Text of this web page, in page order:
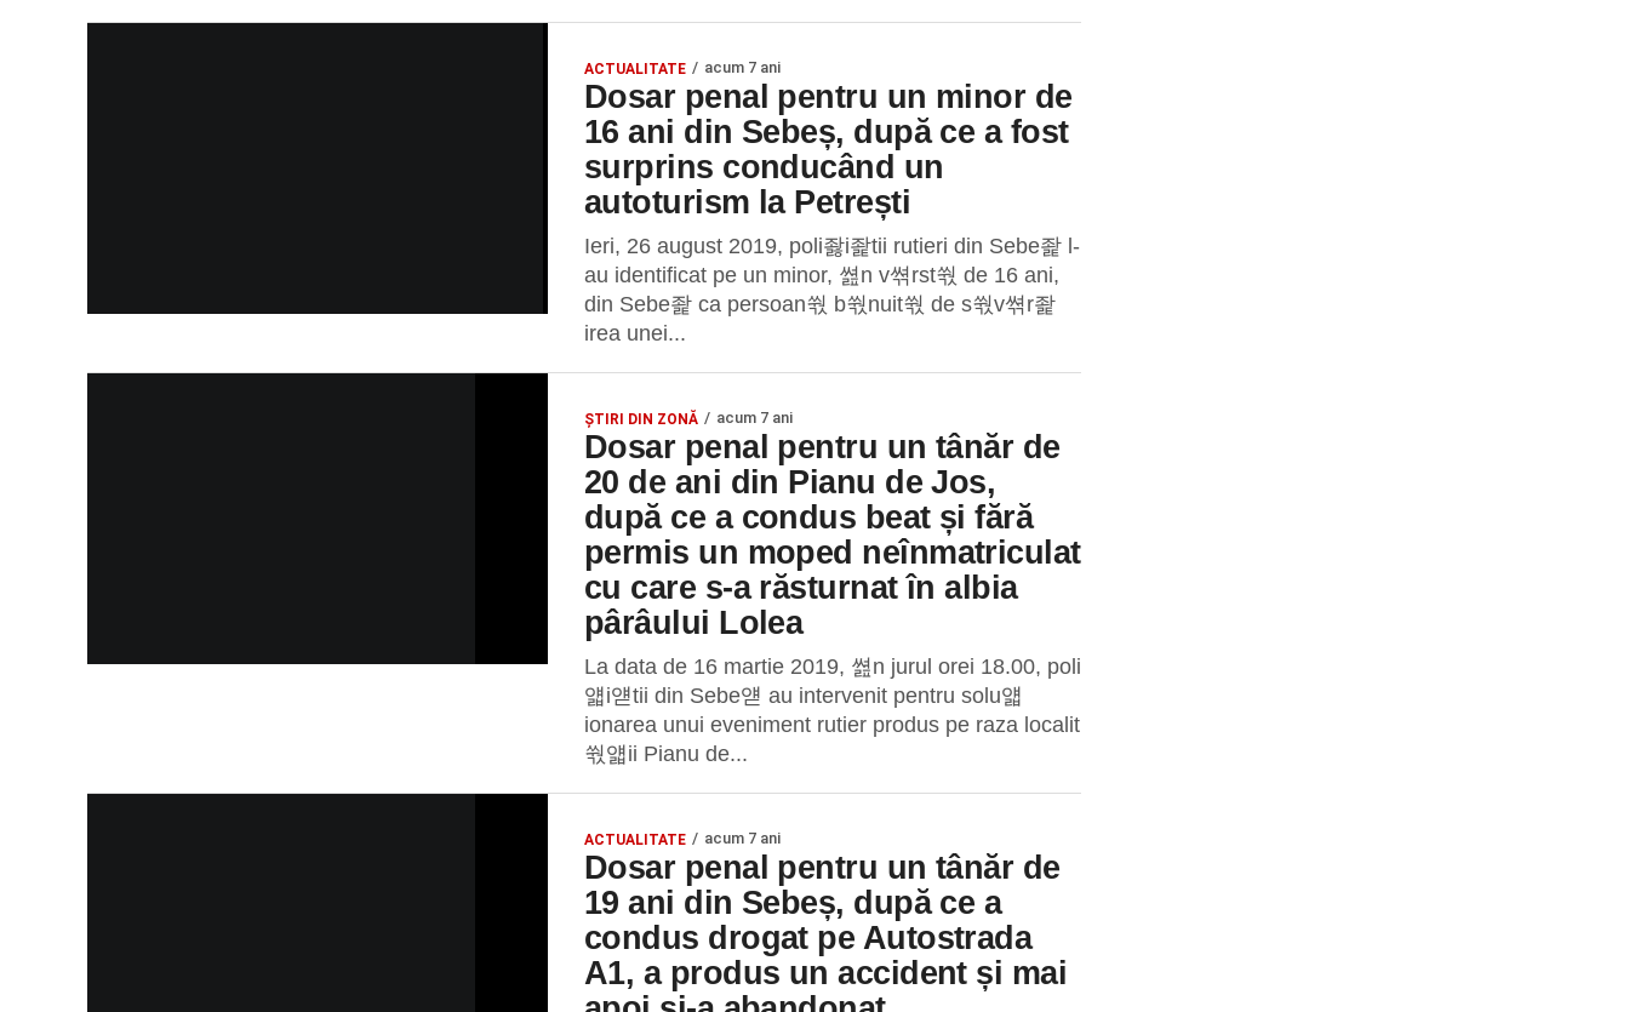
ACTUALITATE acum 7 ani
Dosar penal pentru un minor de
16 ani din Sebeș, după ce a fost
surprins conducând un
autoturism la Petrești
Ieri, 26 august 2019, poli좛i좙tii rutieri din Sebe좙 l-
au identificat pe un minor, 쎮n v쎢rst쒃 de 16 ani,
din Sebe좙 ca persoan쒃 b쒃nuit쒃 de s쒃v쎢r좙
irea unei...
ȘTIRI DIN ZONĂ acum 7 ani
Dosar penal pentru un tânăr de
20 de ani din Pianu de Jos,
după ce a condus beat și fără
permis un moped neînmatriculat
cu care s-a răsturnat în albia
pârâului Lolea
La data de 16 martie 2019, 쎮n jurul orei 18.00, poli
얣i얟tii din Sebe얟 au intervenit pentru solu얣
ionarea unui eveniment rutier produs pe raza localit
쒃얣ii Pianu de...
ACTUALITATE acum 7 ani
Dosar penal pentru un tânăr de
19 ani din Sebeș, după ce a
condus drogat pe Autostrada
A1, a produs un accident și mai